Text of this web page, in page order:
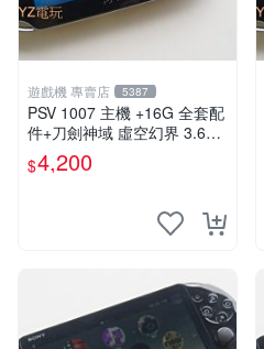
遊戲機 專賣店 5387
PSV 1007 主機 +16G 全套配
件+刀劍神域 虛空幻界 3.61
版本85成新 PSVita1007 一年
保修
$4,200